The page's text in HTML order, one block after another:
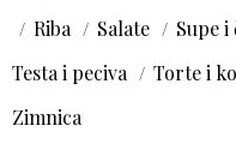
Riba
Salate
Supe
Testa i peciva
Torte i
Zimnica